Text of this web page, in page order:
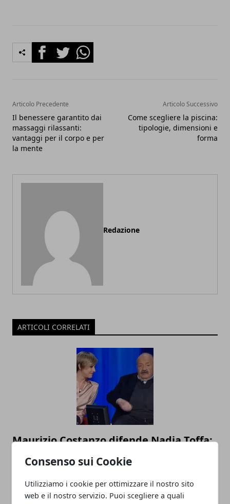
Consenso sui Cookie
Utilizziamo i cookie per ottimizzare il nostro sito
web e il nostro servizio. Puoi scegliere a quali
FacebookTwitterWhatsapp
Articolo Precedente
Il benessere garantito dai
massaggi rilassanti:
vantaggi per il corpo e per
la mente
Articolo Successivo
Come scegliere la piscina:
tipologie, dimensioni e
forma
Redazione
ARTICOLI CORRELATI
Maurizio Costanzo difende Nadia Toffa:
"Dovete solo vergognarvi"